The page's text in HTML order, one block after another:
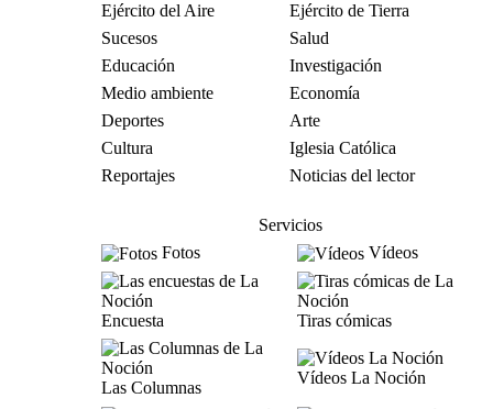
Ejército del Aire
Ejército de Tierra
Sucesos
Salud
Educación
Investigación
Medio ambiente
Economía
Deportes
Arte
Cultura
Iglesia Católica
Reportajes
Noticias del lector
Servicios
Fotos
Vídeos
Encuesta Tiras cómicas
Las Columnas
Vídeos La Noción